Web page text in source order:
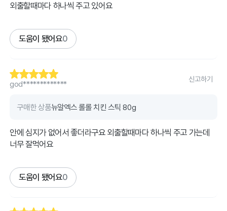
외출할때마다 하나씩 주고 있어요
도움이 됐어요0
god*************
신고하기
구매한 상품뉴알엑스 롤롤 치킨 스틱 80g
안에 심지가 없어서 좋더라구요 외출할때마다 하나씩 주고 가는데
너무 잘먹어요
도움이 됐어요0